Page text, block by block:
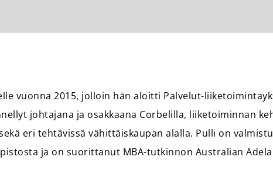
vuonna 2015, jolloin hän aloitti Palvelut-
johtajana ja osakkaana Corbelilla, liiketoiminnan
eri tehtävissä vähittäiskaupan alalla. Pulli on
ja on suorittanut MBA-tutkinnon Australian